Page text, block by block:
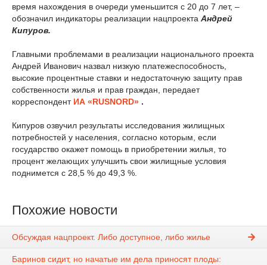
время нахождения в очереди уменьшится с 20 до 7 лет, –
обозначил индикаторы реализации нацпроекта Андрей
Кипуров.
Главными проблемами в реализации национального проекта
Андрей Иванович назвал низкую платежеспособность,
высокие процентные ставки и недостаточную защиту прав
собственности жилья и прав граждан, передает
корреспондент ИА «RUSNORD» .
Кипуров озвучил результаты исследования жилищных
потребностей у населения, согласно которым, если
государство окажет помощь в приобретении жилья, то
процент желающих улучшить свои жилищные условия
поднимется с 28,5 % до 49,3 %.
Похожие новости
Обсуждая нацпроект. Либо доступное, либо жилье
Баринов сидит, но начатые им дела приносят плоды: